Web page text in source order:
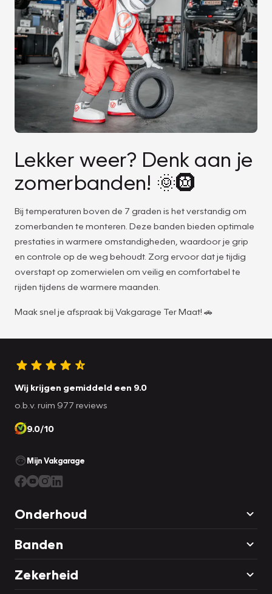
Lekker weer? Denk aan je
zomerbanden! 🌞🛞
Bij temperaturen boven de 7 graden is het verstandig om
zomerbanden te monteren. Deze banden bieden optimale
prestaties in warmere omstandigheden, waardoor je grip
en controle op de weg behoudt. Zorg ervoor dat je tijdig
overstapt op zomerwielen om veilig en comfortabel te
rijden tijdens de warmere maanden.
Maak snel je afspraak bij Vakgarage Ter Maat! 🚗
Wij krijgen gemiddeld een 9.0
o.b.v. ruim 977 reviews
9.0/10
Mijn Vakgarage
Onderhoud
Banden
Zekerheid